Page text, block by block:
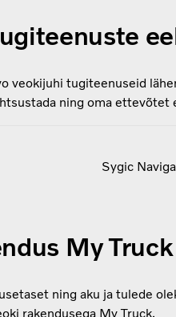
veokijuhi tugiteenuseid
ning oma ettevõtet
Sygic
My Truck
ning aku ja tulede
rakendusega My Truck.